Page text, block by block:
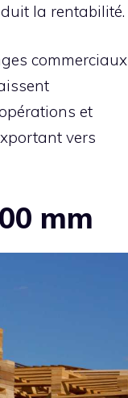
la rentabilité.
commerciaux
et
vers
mm